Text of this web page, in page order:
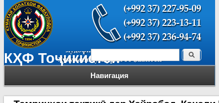
КҲФ Тоҷикистон
Навигация
Форма поиска Поиск